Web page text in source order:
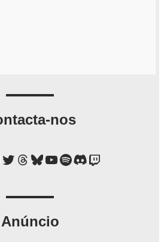
nos
Twitter Threads Bluesky YouTube Spotify Discord Twitch
Anúncio